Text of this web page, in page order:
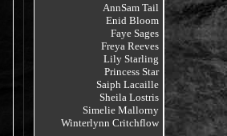
AnnSam Tail
Enid Bloom
Faye Sages
Freya Reeves
Lily Starling
Princess Star
Saiph Lacaille
Sheila Lostris
Simelie Mallorny
Winterlynn Critchflow